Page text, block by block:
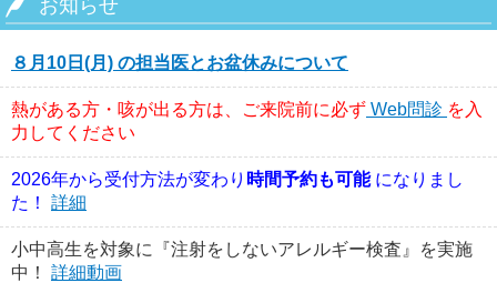
お知らせ
８月10日(月) の担当医とお盆休みについて
熱がある方・咳が出る方は、ご来院前に必ず Web問診 を入
力してください
2026年から受付方法が変わり 時間予約も可能 になりまし
た！
詳細
小中高生を対象に『注射をしないアレルギー検査』を実施
中！ 詳細動画